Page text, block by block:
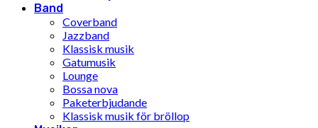
Band
Coverband
Jazzband
Klassisk musik
Gatumusik
Lounge
Bossa nova
Paketerbjudande
Klassisk musik för bröllop